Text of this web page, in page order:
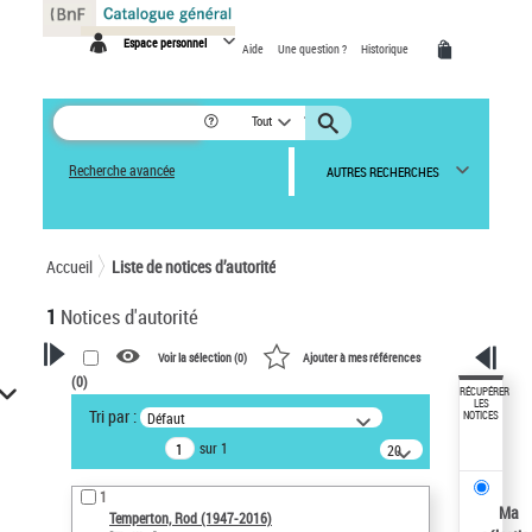
Espace personnel Aide Une question ? Historique
Tout
Recherche avancée AUTRES RECHERCHES
Accueil Liste de notices d’autorité
1 Notices d'autorité
VOTRE RECHERCHE
Recherche avancée dans les
notices d’autorité
Œuvres liées à l'auteur :
Temperton, Rod (1947-2016)
Voir la sélection (0) Ajouter à mes références
(0)
Tri par : Défaut
sur 1
20
résultats/page
1
Temperton, Rod (1947-2016)
RÉCUPÉRER
LES
NOTICES
Ma
Panneau de gestion des cookies